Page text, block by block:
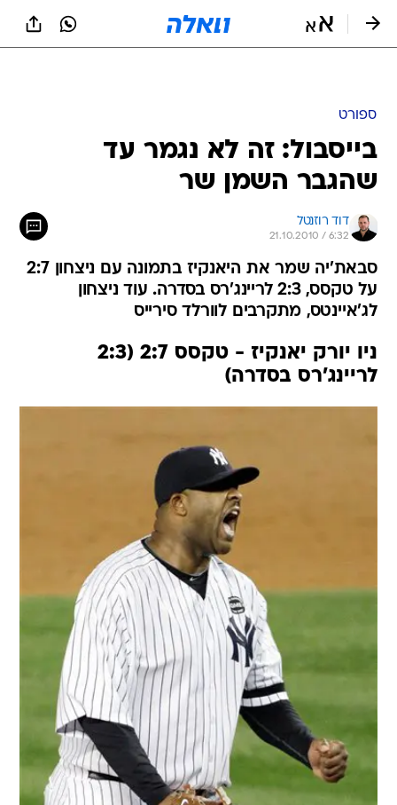
ספורט
בייסבול: זה לא נגמר עד
שהגבר השמן שר
דוד רוזנטל
21.10.2010 / 6:32
סבאת'יה שמר את היאנקיז בתמונה עם ניצחון 2:7
על טקסס, 2:3 לריינג'רס בסדרה. עוד ניצחון
לג'איינטס, מתקרבים לוורלד סירייס
ניו יורק יאנקיז - טקסס 2:7 (2:3
לריינג'רס בסדרה)